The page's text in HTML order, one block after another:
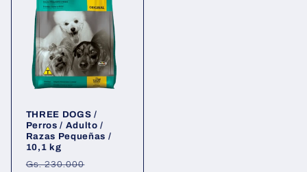
THREE DOGS /
Perros / Adulto /
Razas Pequeñas /
10,1 kg
Precio
Gs. 230.000